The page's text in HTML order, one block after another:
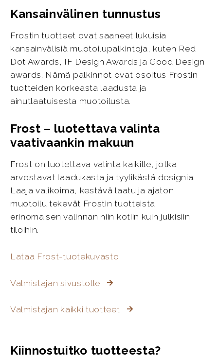
Kansainvälinen tunnustus
Frostin tuotteet ovat saaneet lukuisia
kansainvälisiä muotoilupalkintoja, kuten Red
Dot Awards, IF Design Awards ja Good Design
awards. Nämä palkinnot ovat osoitus Frostin
tuotteiden korkeasta laadusta ja
ainutlaatuisesta muotoilusta.
Frost – luotettava valinta
vaativaankin makuun
Frost on luotettava valinta kaikille, jotka
arvostavat laadukasta ja tyylikästä designia.
Laaja valikoima, kestävä laatu ja ajaton
muotoilu tekevät Frostin tuotteista
erinomaisen valinnan niin kotiin kuin julkisiin
tiloihin.
Lataa Frost-tuotekuvasto
Valmistajan sivustolle
Valmistajan kaikki tuotteet
Kiinnostuitko tuotteesta?